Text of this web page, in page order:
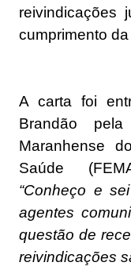
reivindicações
cumprimento
A carta foi
Brandão
Maranhense
Saúde
“Conheço e
agentes
questão de
reivindicações